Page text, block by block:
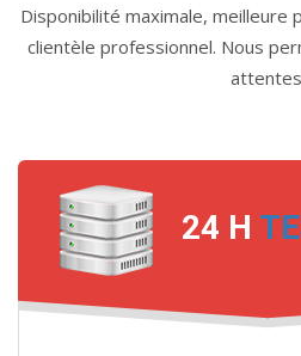
Disponibilité maximale, meilleure
clientèle professionnel. Nous
24 H